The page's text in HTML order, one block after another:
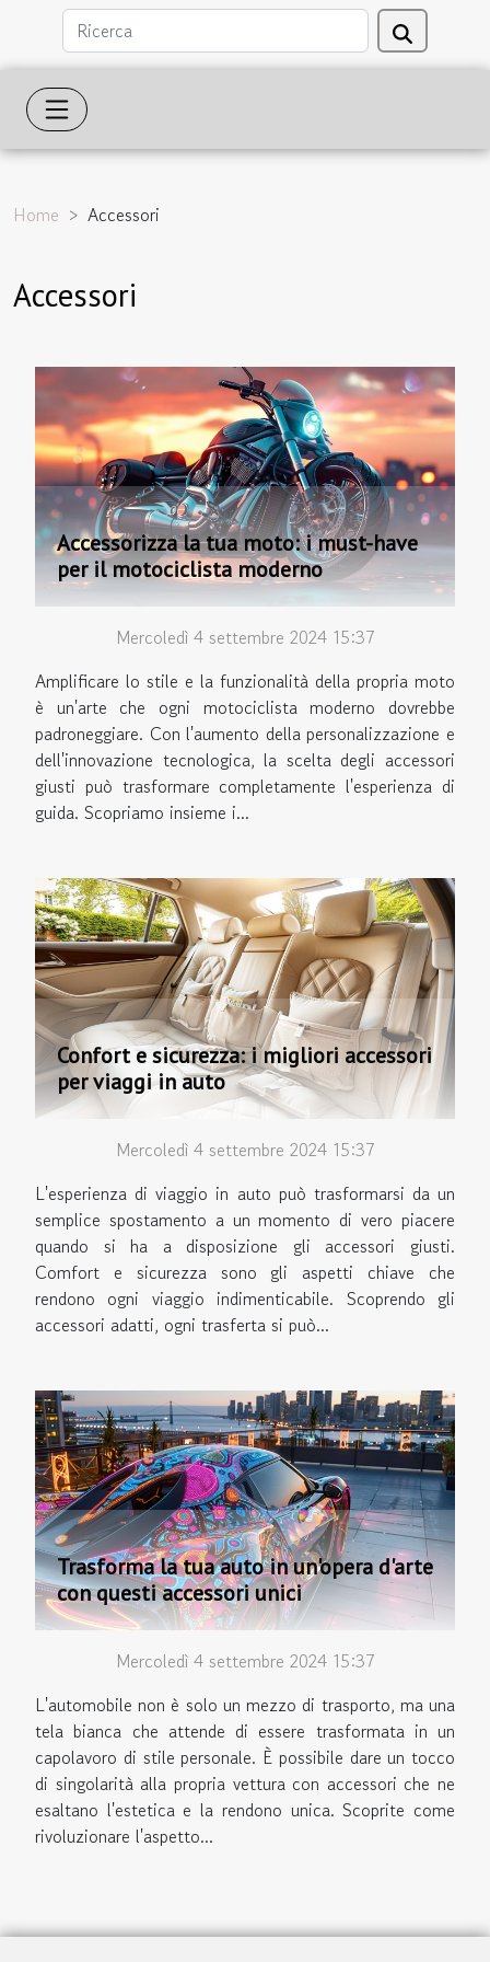
Home Accessori
Accessori
Accessorizza la tua moto: i must-have
per il motociclista moderno
Mercoledì 4 settembre 2024 15:37
Amplificare lo stile e la funzionalità della propria moto
è un'arte che ogni motociclista moderno dovrebbe
padroneggiare. Con l'aumento della personalizzazione e
dell'innovazione tecnologica, la scelta degli accessori
giusti può trasformare completamente l'esperienza di
guida. Scopriamo insieme i...
Confort e sicurezza: i migliori accessori
per viaggi in auto
Mercoledì 4 settembre 2024 15:37
L'esperienza di viaggio in auto può trasformarsi da un
semplice spostamento a un momento di vero piacere
quando si ha a disposizione gli accessori giusti.
Comfort e sicurezza sono gli aspetti chiave che
rendono ogni viaggio indimenticabile. Scoprendo gli
accessori adatti, ogni trasferta si può...
Trasforma la tua auto in un'opera d'arte
con questi accessori unici
Mercoledì 4 settembre 2024 15:37
L'automobile non è solo un mezzo di trasporto, ma una
tela bianca che attende di essere trasformata in un
capolavoro di stile personale. È possibile dare un tocco
di singolarità alla propria vettura con accessori che ne
esaltano l'estetica e la rendono unica. Scoprite come
rivoluzionare l'aspetto...